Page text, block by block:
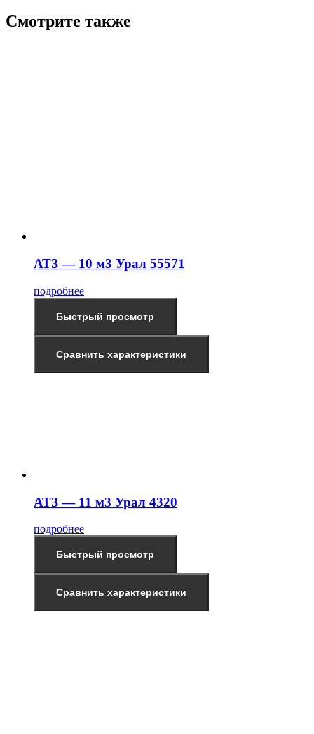
Смотрите также
АТЗ — 10 м3 Урал 55571
подробнее
Быстрый просмотр
Сравнить характеристики
АТЗ — 11 м3 Урал 4320
подробнее
Быстрый просмотр
Сравнить характеристики